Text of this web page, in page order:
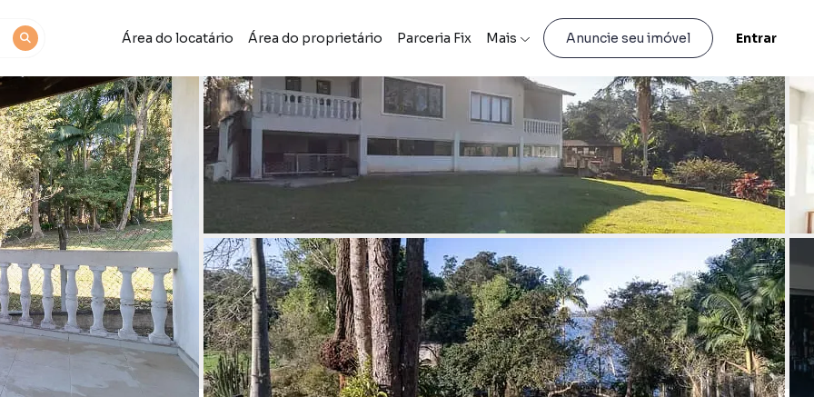
Área do locatário Área do proprietário Parceria Fix Mais Anuncie seu imóvel Entrar